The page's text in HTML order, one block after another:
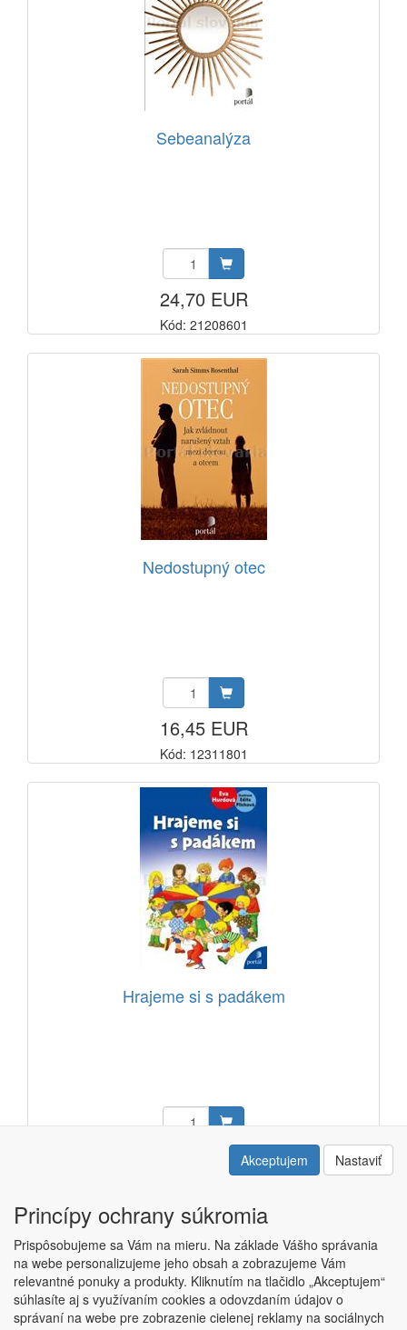
Sebeanalýza
24,70 EUR
Kód: 21208601
Nedostupný otec
16,45 EUR
Kód: 12311801
Hrajeme si s padákem
10,95 EUR
Copyright © ABRA ESHOP 2015 |Kontakt| Obchodné podmienky
|Nastavenie súkromia
Akceptujem Nastaviť
Princípy ochrany súkromia
Prispôsobujeme sa Vám na mieru. Na základe Vášho správania
na webe personalizujeme jeho obsah a zobrazujeme Vám
relevantné ponuky a produkty. Kliknutím na tlačidlo „Akceptujem“
súhlasíte aj s využívaním cookies a odovzdaním údajov o
správaní na webe pre zobrazenie cielenej reklamy na sociálnych